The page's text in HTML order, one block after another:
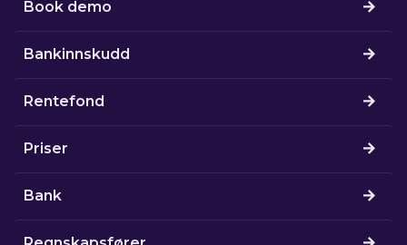
Book demo
Bankinnskudd
Rentefond
Priser
Bank